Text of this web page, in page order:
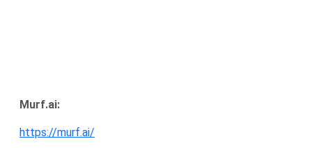
Murf.ai:
https://murf.ai/